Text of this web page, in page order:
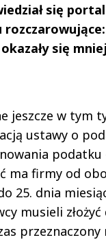
się
się
jeszcze w tym
ustawy o
podatku
ma firmy od
25. dnia
musieli
i Marta